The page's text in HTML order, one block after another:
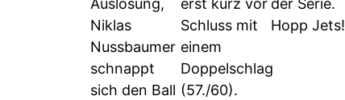
Auslösung,
Niklas
Nussbaumer
schnappt
sich den Ball
erst kurz vor
Schluss mit
einem
Doppelschlag
(57./60).
der Serie.
Hopp Jets!